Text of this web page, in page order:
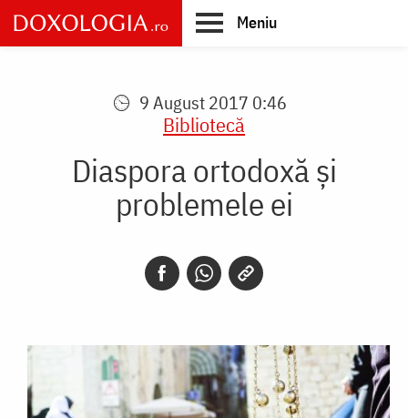
Skip
to
main
Meniu
9 August 2017 0:46
Bibliotecă
Diaspora ortodoxă şi
problemele ei